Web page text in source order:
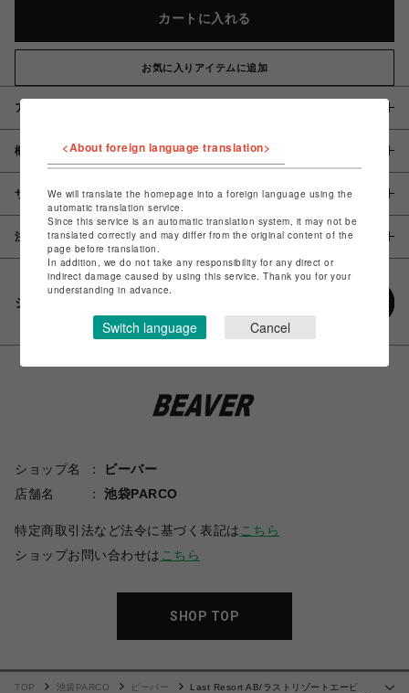
カートに入れる
お気に入りアイテムに追加
アイテム説明 / 素材
概要
サイズ
注意事項
シェアする
ショップ名
ビーバー
店舗名
池袋PARCO
特定商取引法など法令に基づく表記は こちら
ショップお問い合わせは こちら
SHOP TOP
TOP 池袋PARCO ビーバー
Last Resort AB/ラストリゾートエービ
<About foreign language translation>
We will translate the homepage into a foreign language using the
automatic translation service.
Since this service is an automatic translation system, it may not be
translated correctly and may differ from the original content of the
page before translation.
In addition, we do not take any responsibility for any direct or
indirect damage caused by using this service. Thank you for your
understanding in advance.
Switch language Cancel